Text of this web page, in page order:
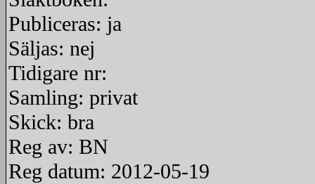
Publiceras: ja
Säljas: nej
Tidigare nr:
Samling: privat
Skick: bra
Reg av: BN
Reg datum: 2012-05-19